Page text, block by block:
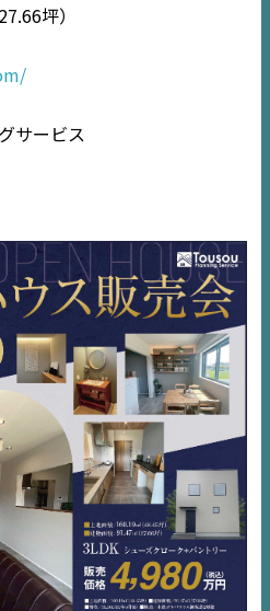
TOP
エリア
エリア
サイネージ
一括査定
コラム
坪）
サービス